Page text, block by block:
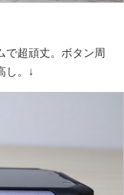
で超頑丈。ボタン周
し。↓